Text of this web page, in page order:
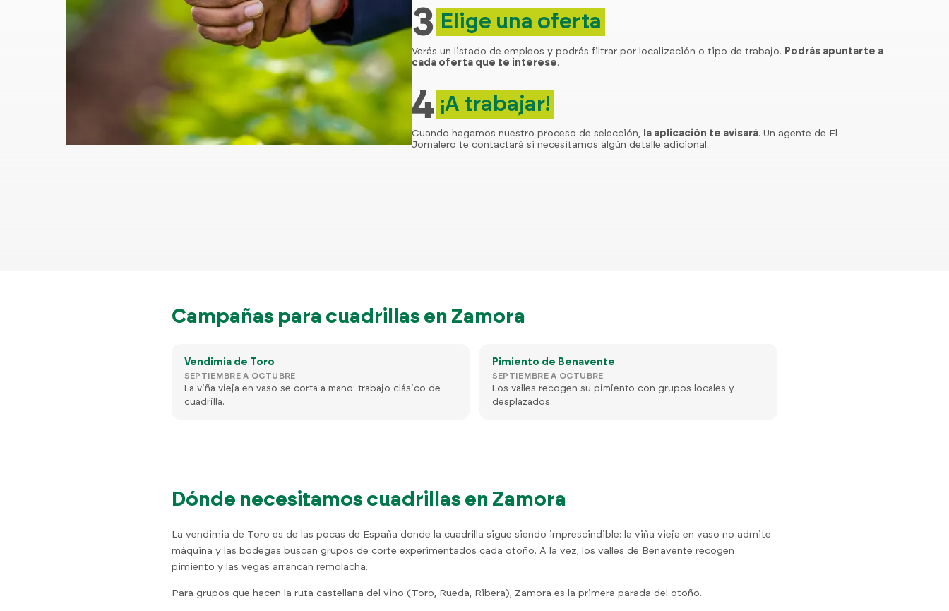
3 Elige una oferta
Verás un listado de empleos y podrás filtrar por localización o tipo de trabajo. Podrás apuntarte a
cada oferta que te interese.
4 ¡A trabajar!
Cuando hagamos nuestro proceso de selección, la aplicación te avisará. Un agente de El
Jornalero te contactará si necesitamos algún detalle adicional.
Campañas para cuadrillas en Zamora
Vendimia de Toro
SEPTIEMBRE A OCTUBRE
La viña vieja en vaso se corta a mano: trabajo clásico de
cuadrilla.
Pimiento de Benavente
SEPTIEMBRE A OCTUBRE
Los valles recogen su pimiento con grupos locales y
desplazados.
Dónde necesitamos cuadrillas en Zamora
La vendimia de Toro es de las pocas de España donde la cuadrilla sigue siendo imprescindible: la viña vieja en vaso no admite
máquina y las bodegas buscan grupos de corte experimentados cada otoño. A la vez, los valles de Benavente recogen
pimiento y las vegas arrancan remolacha.
Para grupos que hacen la ruta castellana del vino (Toro, Rueda, Ribera), Zamora es la primera parada del otoño.